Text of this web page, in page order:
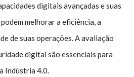
digitais avançadas e suas
melhorar a eficiência, a
de suas operações. A avaliação
digital são essenciais para
Indústria 4.0.